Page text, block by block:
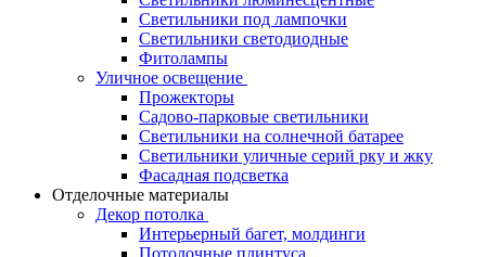
Светильники под лампочки
Светильники светодиодные
Фитолампы
Уличное освещение
Прожекторы
Садово-парковые светильники
Светильники на солнечной батарее
Светильники уличные серий рку и жку
Фасадная подсветка
Отделочные материалы
Декор потолка
Интерьерный багет, молдинги
Потолочные плинтуса